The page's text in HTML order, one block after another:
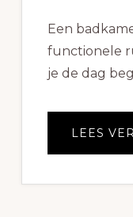
Een
functionele
je de dag
LEES